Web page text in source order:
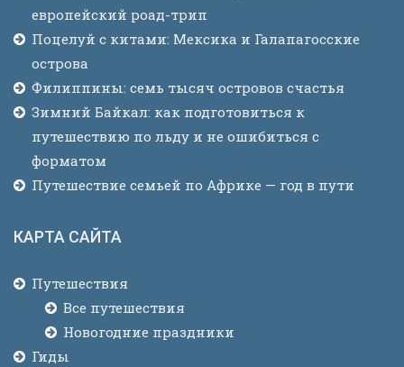
европейский роад-трип
Поцелуй с китами: Мексика и Галапагосские
острова
Филиппины: семь тысяч островов счастья
Зимний Байкал: как подготовиться к
путешествию по льду и не ошибиться с
форматом
Путешествие семьей по Африке — год в пути
КАРТА САЙТА
Путешествия
Все путешествия
Новогодние праздники
Гиды